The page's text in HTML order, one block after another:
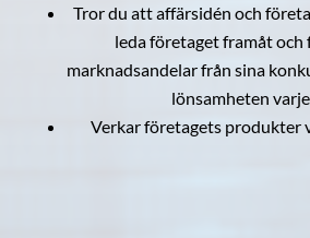
Tror du att affärsidén och
leda företaget framåt
marknadsandelar från sina
lönsamheten
Verkar företagets produkter